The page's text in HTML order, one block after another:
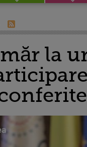
la